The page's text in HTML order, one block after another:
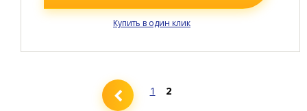
Купить в один клик
1 2